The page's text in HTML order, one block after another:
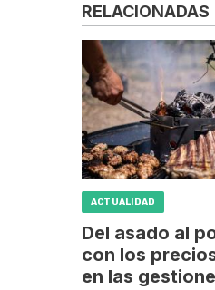
RELACIONADAS
ACTUALIDAD
Del asado al
con los
en las